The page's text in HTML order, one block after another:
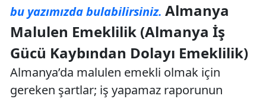
bu yazımızda bulabilirsiniz. Almanya
Malulen Emeklilik (Almanya İş
Gücü Kaybından Dolayı Emeklilik)
Almanya’da malulen emekli olmak için
gereken şartlar; iş yapamaz raporunun